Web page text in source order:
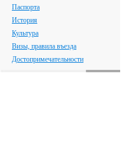
Паспорта
История
Культура
Визы, правила въезда
Достопримечательности